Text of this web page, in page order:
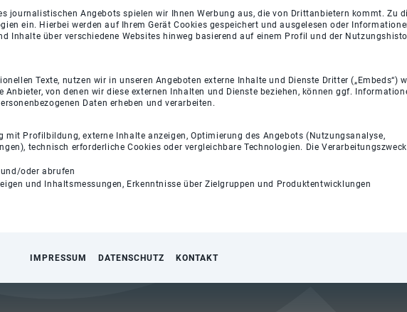
journalistischen Angebots spielen wir Ihnen Werbung aus, die von Drittanbietern kommt. Zu
ein. Hierbei werden auf Ihrem Gerät Cookies gespeichert und ausgelesen oder
Inhalte über verschiedene Websites hinweg basierend auf einem Profil und der
Texte, nutzen wir in unseren Angeboten externe Inhalte und Dienste Dritter („Embeds“)
Anbieter, von denen wir diese externen Inhalten und Dienste beziehen, können ggf.
Daten erheben und verarbeiten.
mit Profilbildung, externe Inhalte anzeigen, Optimierung des Angebots (Nutzungsanalyse,
technisch erforderliche Cookies oder vergleichbare Technologien. Die
oder abrufen
und Inhaltsmessungen, Erkenntnisse über Zielgruppen und Produktentwicklungen
IMPRESSUM DATENSCHUTZ KONTAKT